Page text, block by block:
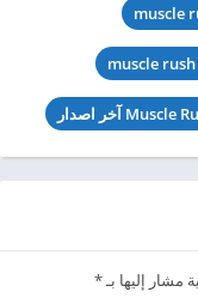
muscle
muscle
مشار إليها بـ*